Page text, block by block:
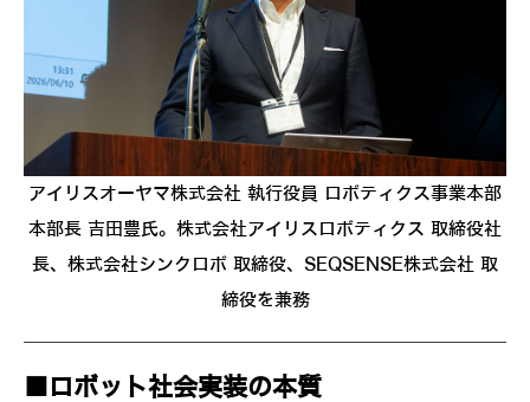
アイリスオーヤマ株式会社 執行役員 ロボティクス事業本部
本部長 吉田豊氏。株式会社アイリスロボティクス 取締役社
長、株式会社シンクロボ 取締役、SEQSENSE株式会社 取
締役を兼務
■ロボット社会実装の本質